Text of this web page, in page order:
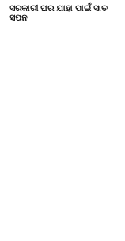
ସରକାରୀ ଘର ଯାହା ପାଇଁ ସାତ
ସପନ